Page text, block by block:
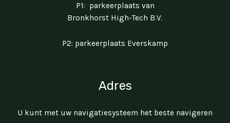
P1: parkeerplaats van
Bronkhorst High-Tech B.V.
P2: parkeerplaats Everskamp
Adres
U kunt met uw navigatiesysteem het beste navigeren